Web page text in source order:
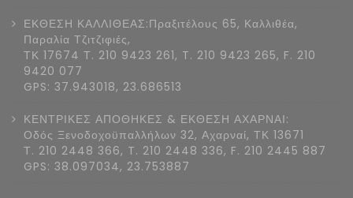
ΕΚΘΕΣΗ ΚΑΛΛΙΘΕΑΣ:Πραξιτέλους 65, Καλλιθέα,
Παραλία Τζιτζιφιές,
ΤΚ 17674 Τ. 210 9423 261, T. 210 9423 265, F. 210
9420 077
GPS: 37.943018, 23.686513
ΚΕΝΤΡΙΚΕΣ ΑΠΟΘΗΚΕΣ & ΕΚΘΕΣΗ ΑΧΑΡΝΑΙ:
Οδός Ξενοδοχοϋπαλλήλων 32, Αχαρναί, ΤΚ 13671
Τ. 210 2448 366, T. 210 2448 336, F. 210 2445 887
GPS: 38.097034, 23.753887